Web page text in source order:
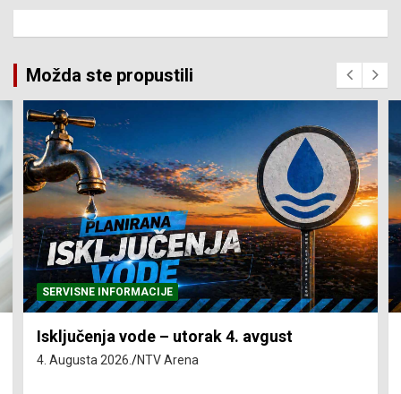
Možda ste propustili
SERVISNE INFORMACIJE
Isključenja vode – utorak 4. avgust
4. Augusta 2026. NTV Arena